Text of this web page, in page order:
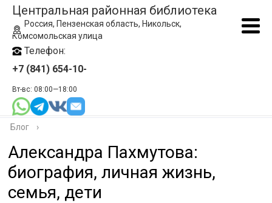
Центральная районная библиотека
Россия, Пензенская область, Никольск,
Комсомольская улица
Телефон:
+7 (841) 654-10-
Вт-вс: 08:00—18:00
Блог ›
Александра Пахмутова:
биография, личная жизнь,
семья, дети